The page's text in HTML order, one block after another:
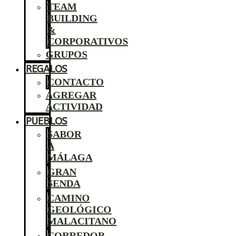
TEAM
BUILDING
&
CORPORATIVOS
GRUPOS
REGALOS
CONTACTO
AGREGAR
ACTIVIDAD
PUEBLOS
SABOR
A
MÁLAGA
GRAN
SENDA
CAMINO
GEOLÓGICO
MALACITANO